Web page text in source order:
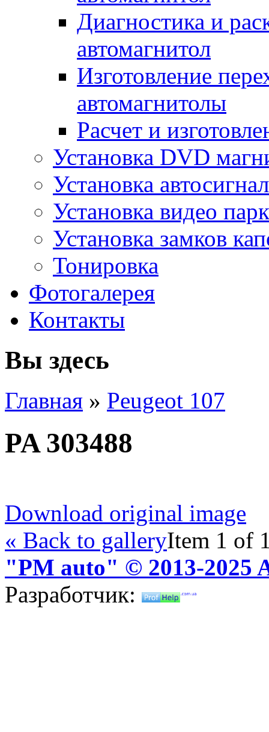
Диагностика и
автомагнитол
Изготовление
автомагнитолы
Расчет и
Установка DVD
Установка
Установка видео
Установка замков
Тонировка
Фотогалерея
Контакты
Вы здесь
Главная » Peugeot 107
PA 303488
Download original image
« Back to galleryItem 1 of
"PM auto" © 2013-2025
Разработчик: